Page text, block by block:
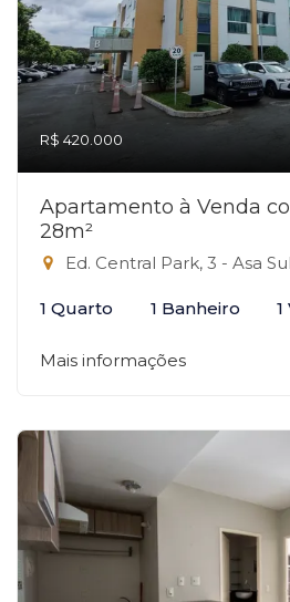
R$ 420.000
Apartamento à Venda
28m²
Ed. Central Park, 3 - Asa
1 Quarto 1 Banheiro 1
Mais informações